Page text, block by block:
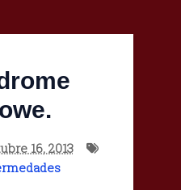
16, 2013